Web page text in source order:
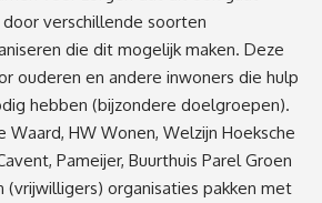
verschillende soorten
die dit mogelijk maken. Deze
ouderen en andere inwoners die hulp
hebben (bijzondere doelgroepen).
Waard, HW Wonen, Welzijn Hoeksche
Pameijer, Buurthuis Parel Groen
(vrijwilligers) organisaties pakken met